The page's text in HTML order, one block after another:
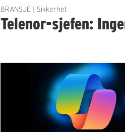
BRANSJE | Sikkerhet
Telenor-sjefen: